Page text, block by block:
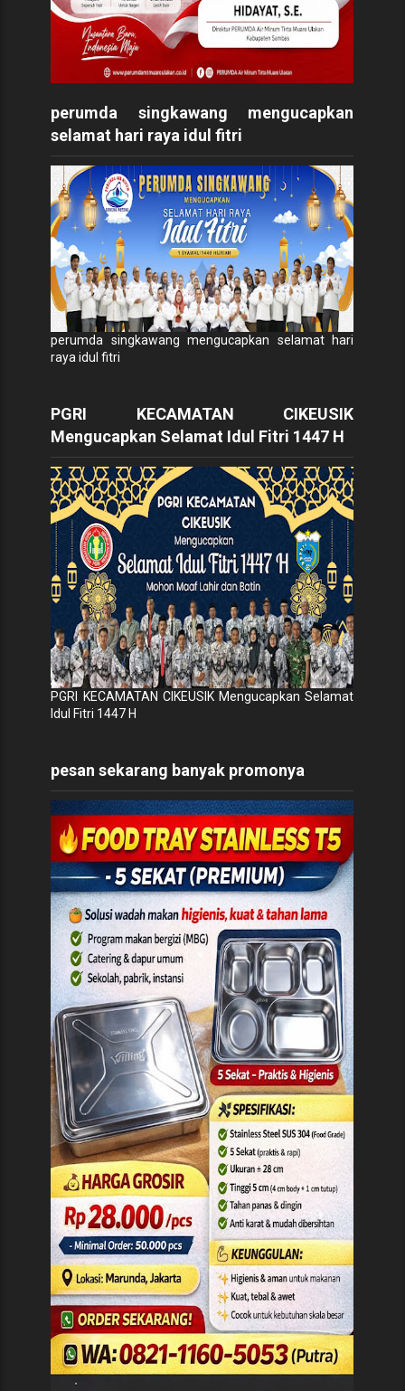
perumda singkawang mengucapkan
selamat hari raya idul fitri
perumda singkawang mengucapkan selamat hari
raya idul fitri
PGRI KECAMATAN CIKEUSIK
Mengucapkan Selamat Idul Fitri 1447 H
PGRI KECAMATAN CIKEUSIK Mengucapkan Selamat
Idul Fitri 1447 H
pesan sekarang banyak promonya